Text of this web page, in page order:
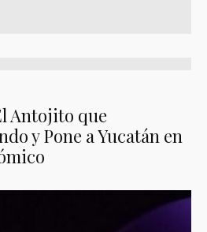
Antojito que
y Pone a Yucatán en